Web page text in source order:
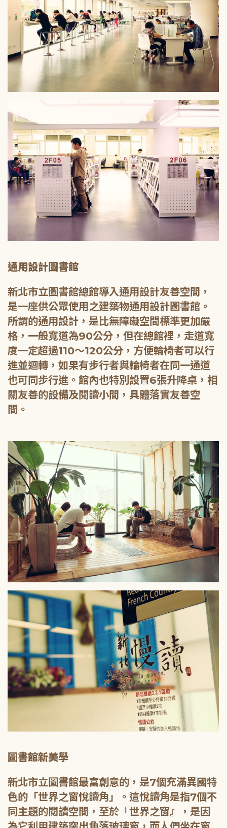
通用設計圖書館
新北市立圖書館總館導入通用設計友善空間，
是一座供公眾使用之建築物通用設計圖書館。
所謂的通用設計，是比無障礙空間標準更加嚴
格，一般寬道為90公分，但在總館裡，走道寬
度一定超過110～120公分，方便輪椅者可以行
進並迴轉，如果有步行者與輪椅者在同一通道
也可同步行進。館內也特別設置6張升降桌，相
關友善的設備及閱讀小間，具體落實友善空
間。
圖書館新美學
新北市立圖書館最富創意的，是7個充滿異國特
色的「世界之窗悅讀角」。這悅讀角是指7個不
同主題的閱讀空間，至於『世界之窗』，是因